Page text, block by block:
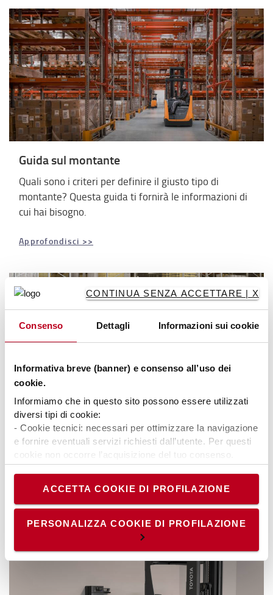
CONTINUA SENZA ACCETTARE | X
Consenso Dettagli Informazioni sui cookie
Informativa breve (banner) e consenso all’uso dei
cookie.
Informiamo che in questo sito possono essere utilizzati
diversi tipi di cookie:
- Cookie tecnici: necessari per ottimizzare la navigazione
e fornire eventuali servizi richiesti dall’utente. Per questi
cookie non occorre l’acquisizione del tuo consenso.
- Cookie analytics/statistici: equiparati ai tecnici, sono
aggregate, al fine di ottimizzare il sito. Per questi cookie
non occorre l’acquisizione del tuo consenso.
- Cookie di profilazione/marketing: sono utilizzati, solo
previo tuo consenso, per esaminare le tue abitudini di
navigazione e mostrarti quindi avvisi pubblicitari mirati, in
linea con le tue preferenze.
Ti chiediamo di effettuare le tue scelte sull’utilizzo dei
cookie di profilazione, selezionando uno dei bottoni sotto
ACCETTA COOKIE DI PROFILAZIONE
PERSONALIZZA COOKIE DI PROFILAZIONE
Guida sul montante
Quali sono i criteri per definire il giusto tipo di
montante? Questa guida ti fornirà le informazioni di
cui hai bisogno.
Approfondisci >>
Guida sulla larghezza delle corsie
Il corridoio di manovra di un carrello elevatore è un
fattore importante da tenere in considerazione
quando si acquista un carrello elevatore o si
costruisce un nuovo magazzino.
Approfondisci >>